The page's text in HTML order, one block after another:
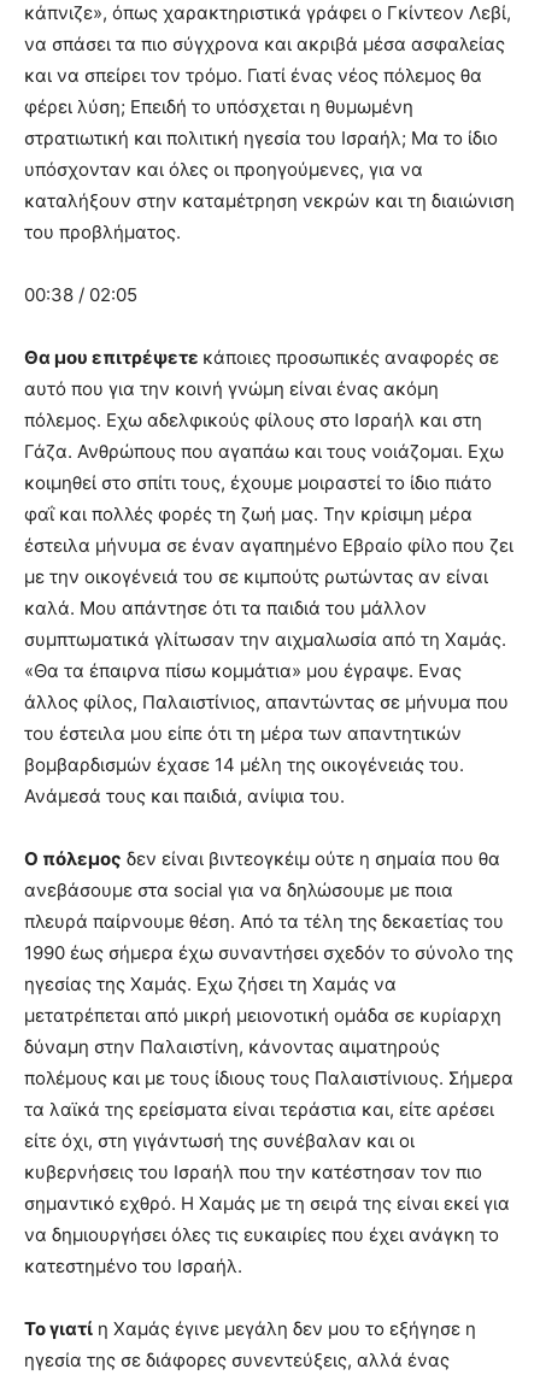
κάπνιζε», όπως χαρακτηριστικά γράφει ο Γκίντεον Λεβί,
να σπάσει τα πιο σύγχρονα και ακριβά µέσα ασφαλείας
και να σπείρει τον τρόµο. Γιατί ένας νέος πόλεµος θα
φέρει λύση; Επειδή το υπόσχεται η θυµωµένη
στρατιωτική και πολιτική ηγεσία του Ισραήλ; Μα το ίδιο
υπόσχονταν και όλες οι προηγούµενες, για να
καταλήξουν στην καταµέτρηση νεκρών και τη διαιώνιση
του προβλήµατος.
00:38 / 02:05
Θα µου επιτρέψετε κάποιες προσωπικές αναφορές σε
αυτό που για την κοινή γνώµη είναι ένας ακόµη
πόλεµος. Εχω αδελφικούς φίλους στο Ισραήλ και στη
Γάζα. Ανθρώπους που αγαπάω και τους νοιάζοµαι. Εχω
κοιµηθεί στο σπίτι τους, έχουµε µοιραστεί το ίδιο πιάτο
φαΐ και πολλές φορές τη ζωή µας. Την κρίσιµη µέρα
έστειλα µήνυµα σε έναν αγαπηµένο Εβραίο φίλο που ζει
µε την οικογένειά του σε κιµπούτς ρωτώντας αν είναι
καλά. Μου απάντησε ότι τα παιδιά του µάλλον
συµπτωµατικά γλίτωσαν την αιχµαλωσία από τη Χαµάς.
«Θα τα έπαιρνα πίσω κοµµάτια» µου έγραψε. Ενας
άλλος φίλος, Παλαιστίνιος, απαντώντας σε µήνυµα που
του έστειλα µου είπε ότι τη µέρα των απαντητικών
βοµβαρδισµών έχασε 14 µέλη της οικογένειάς του.
Ανάµεσά τους και παιδιά, ανίψια του.
Ο πόλεµος δεν είναι βιντεογκέιµ ούτε η σηµαία που θα
ανεβάσουµε στα social για να δηλώσουµε µε ποια
πλευρά παίρνουµε θέση. Από τα τέλη της δεκαετίας του
1990 έως σήµερα έχω συναντήσει σχεδόν το σύνολο της
ηγεσίας της Χαµάς. Εχω ζήσει τη Χαµάς να
µετατρέπεται από µικρή µειονοτική οµάδα σε κυρίαρχη
δύναµη στην Παλαιστίνη, κάνοντας αιµατηρούς
πολέµους και µε τους ίδιους τους Παλαιστίνιους. Σήµερα
τα λαϊκά της ερείσµατα είναι τεράστια και, είτε αρέσει
είτε όχι, στη γιγάντωσή της συνέβαλαν και οι
κυβερνήσεις του Ισραήλ που την κατέστησαν τον πιο
σηµαντικό εχθρό. Η Χαµάς µε τη σειρά της είναι εκεί για
να δηµιουργήσει όλες τις ευκαιρίες που έχει ανάγκη το
κατεστηµένο του Ισραήλ.
Το γιατί η Χαµάς έγινε µεγάλη δεν µου το εξήγησε η
ηγεσία της σε διάφορες συνεντεύξεις, αλλά ένας